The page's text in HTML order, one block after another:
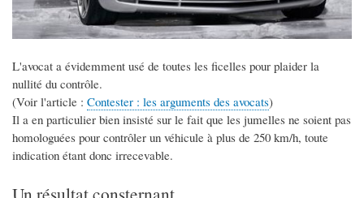
L'avocat a évidemment usé de toutes les ficelles pour plaider la
nullité du contrôle.
(Voir l'article : Contester : les arguments des avocats)
Il a en particulier bien insisté sur le fait que les jumelles ne soient pas
homologuées pour contrôler un véhicule à plus de 250 km/h, toute
indication étant donc irrecevable.